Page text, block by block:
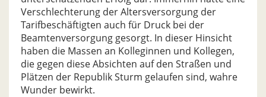
Verschlechterung der Altersversorgung der
Tarifbeschäftigten auch für Druck bei der
Beamtenversorgung gesorgt. In dieser Hinsicht
haben die Massen an Kolleginnen und Kollegen,
die gegen diese Absichten auf den Straßen und
Plätzen der Republik Sturm gelaufen sind, wahre
Wunder bewirkt.